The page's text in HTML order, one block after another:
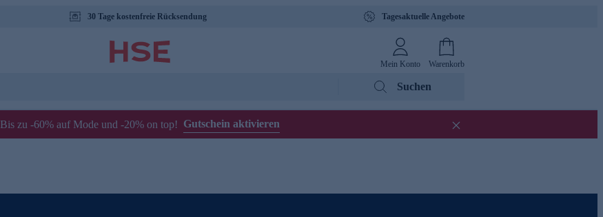
30 Tage kostenfreie Rücksendung Tagesaktuelle Angebote
Mein Konto Warenkorb
Suchen
Bis zu -60% auf Mode und -20% on top! Gutschein aktivieren